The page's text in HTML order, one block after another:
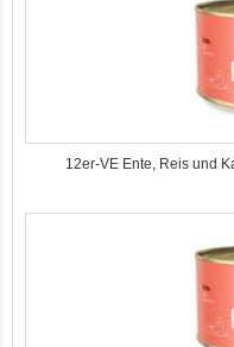
12er-VE Ente, Reis und